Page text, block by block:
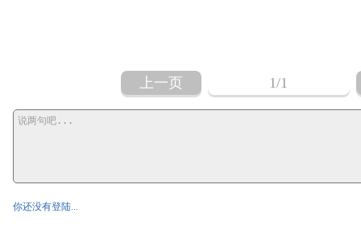
上一页 1/1
你还没有登陆...